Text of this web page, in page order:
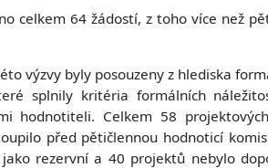
celkem 64 žádostí, z toho více než
výzvy byly posouzeny z hlediska
splnily kritéria formálních
hodnotiteli. Celkem 58
před pětičlennou hodnoticí
rezervní a 40 projektů nebylo